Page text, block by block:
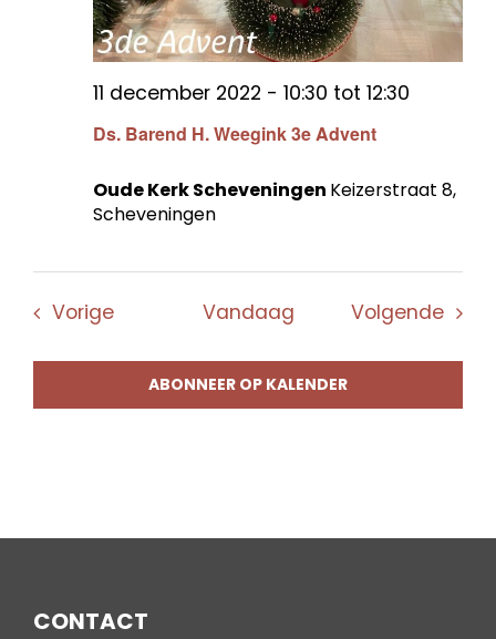
Ds. Barend H. Weegink 3e Advent
11 december 2022 - 10:30 tot 12:30
Oude Kerk Scheveningen Keizerstraat 8,
Scheveningen
VorigeEvenementenVandaag Volgende
ABONNEER OP KALENDER
CONTACT